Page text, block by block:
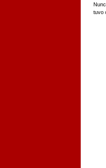
tuvo